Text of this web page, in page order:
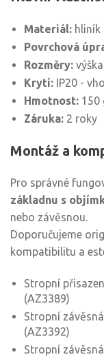
Materiál:
Povrchová
Rozměry:
Krytí: IP20 -
Hmotnost: 150
Záruka: 2 roky
Montáž a
Pro správné
základnu s
nebo závěsnou.
Doporučujeme
kompatibilitu a
Stropní
(AZ3389)
Stropní
(AZ3392)
Stropní